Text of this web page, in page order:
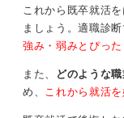
これから既卒就活
ましょう。適職診
強み・弱みとぴった
また、 どのような
め、 これから就活